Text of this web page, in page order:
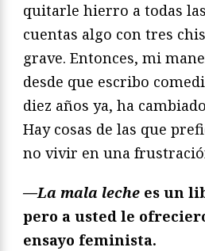
quitarle hierro a todas
cuentas algo con tres
grave. Entonces, mi
desde que escribo
diez años ya, ha
Hay cosas de las que
no vivir en una
—La mala leche es un
pero a usted le
ensayo feminista.